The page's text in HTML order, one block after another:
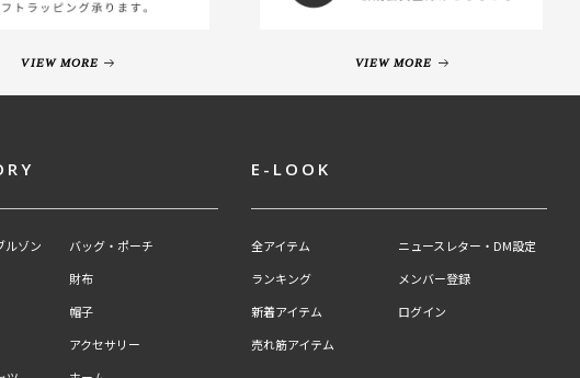
VIEW MORE VIEW MORE
ルゾン
バッグ・ポーチ
財布
帽子
アクセサリー
E-LOOK
全アイテム
ランキング
新着アイテム
売れ筋アイテム
ニュースレター・DM設定
メンバー登録
ログイン